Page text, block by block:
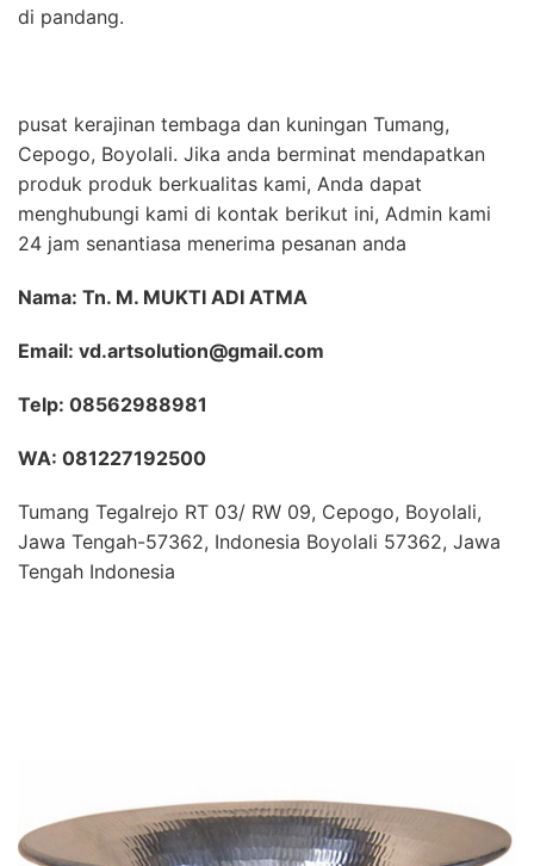
di pandang.
pusat kerajinan tembaga dan kuningan Tumang,
Cepogo, Boyolali. Jika anda berminat mendapatkan
produk produk berkualitas kami, Anda dapat
menghubungi kami di kontak berikut ini, Admin kami
24 jam senantiasa menerima pesanan anda
Nama: Tn. M. MUKTI ADI ATMA
Email: vd.artsolution@gmail.com
Telp: 08562988981
WA: 081227192500
Tumang Tegalrejo RT 03/ RW 09, Cepogo, Boyolali,
Jawa Tengah-57362, Indonesia Boyolali 57362, Jawa
Tengah Indonesia